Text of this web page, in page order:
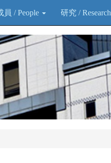
員 / People 研究 / Research